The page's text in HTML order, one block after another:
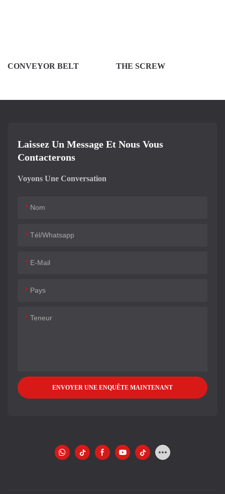
CONVEYOR BELT THE SCREW
Laissez Un Message Et Nous Vous
Contacterons
Voyons Une Conversation
Nom
Tél/whatsapp
E-Mail
Pays
Teneur
ENVOYER UNE ENQUÊTE MAINTENANT